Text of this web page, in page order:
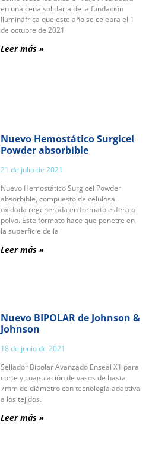
en una cena solidaria de la fundación
Ilumináfrica que este año se celebra el 1
de octubre de 2021
Leer más »
Nuevo Hemostático Surgicel
Powder absorbible
21 de julio de 2021
Nuevo Hemostático Surgicel Powder
absorbible, compuesto de celulosa
oxidada regenerada en formato esfera o
polvo. Este formato hace que penetre en
la superficie de la
Leer más »
Nuevo BIPOLAR de Johnson &
Johnson
18 de junio de 2021
Sellador Bipolar Avanzado Enseal X1 para
corte y coagulación de vasos de hasta
7mm de diámetro con tecnología adaptiva
a los tejidos.
Leer más »